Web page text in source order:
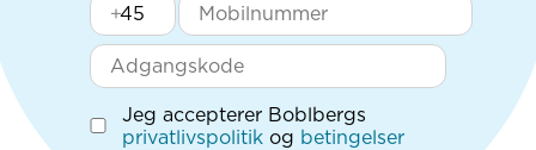
+
Jeg accepterer Boblbergs
privatlivspolitik og betingelser